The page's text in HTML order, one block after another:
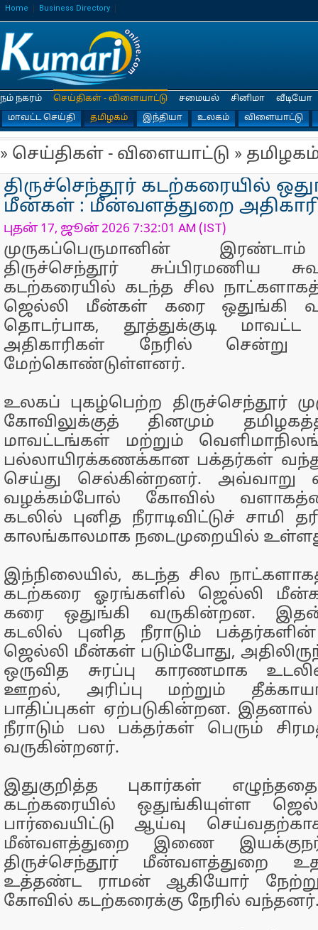
Home Business Directory
நம் நகரம்
செய்திகள் - விளையாட்டு
மாவட்ட செய்தி
தமிழகம் இந்தியா உலகம் விளையாட்டு
சமையல் சினிமா வீடியோ
» செய்திகள் - விளையாட்டு »
திருச்செந்தூர் கடற்கரையில்
மீன்கள் : மீன்வளத்துறை
புதன் 17, ஜூன் 2026 7:32:01 AM (IST)
முருகப்பெருமானின்
திருச்செந்தூர் சுப்பிரமணிய
கடற்கரையில் கடந்த சில
ஜெல்லி மீன்கள் கரை ஒதுங்கி
தொடர்பாக, தூத்துக்குடி
அதிகாரிகள் நேரில்
மேற்கொண்டுள்ளனர்.
உலகப் புகழ்பெற்ற திருச்செந்தூர்
கோவிலுக்குத் தினமும்
மாவட்டங்கள் மற்றும்
பல்லாயிரக்கணக்கான பக்தர்கள்
செய்து செல்கின்றனர். அவ்வாறு
வழக்கம்போல் கோவில்
கடலில் புனித நீராடிவிட்டுச் சாமி
காலங்காலமாக நடைமுறையில்
இந்நிலையில், கடந்த சில
கடற்கரை ஓரங்களில் ஜெல்லி
கரை ஒதுங்கி வருகின்றன.
கடலில் புனித நீராடும்
ஜெல்லி மீன்கள் படும்போது,
ஒருவித சுரப்பு காரணமாக
ஊறல், அரிப்பு மற்றும்
பாதிப்புகள் ஏற்படுகின்றன.
நீராடும் பல பக்தர்கள் பெரும்
வருகின்றனர்.
இதுகுறித்த புகார்கள்
கடற்கரையில் ஒதுங்கியுள்ள
பார்வையிட்டு ஆய்வு
மீன்வளத்துறை இணை
திருச்செந்தூர் மீன்வளத்துறை
உத்தண்ட ராமன் ஆகியோர் நேற்று
கோவில் கடற்கரைக்கு நேரில்